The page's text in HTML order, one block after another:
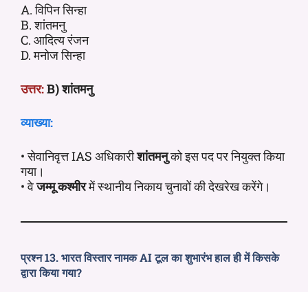
A. विपिन सिन्हा
B. शांतमनु
C. आदित्य रंजन
D. मनोज सिन्हा
उत्तर:B) शांतमनु
व्याख्या:
• सेवानिवृत्त IAS अधिकारीशांतमनुको इस पद पर नियुक्त किया
गया।
• वेजम्मू कश्मीरमें स्थानीय निकाय चुनावों की देखरेख करेंगे।
प्रश्न 13. भारत विस्तार नामक AI टूल का शुभारंभ हाल ही में किसके
द्वारा किया गया?